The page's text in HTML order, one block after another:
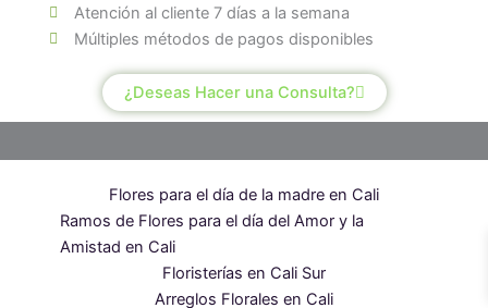
Atención al cliente 7 días a la semana
Múltiples métodos de pagos disponibles
¿Deseas Hacer una Consulta?
Flores para el día de la madre en Cali
Ramos de Flores para el día del Amor y la
Amistad en Cali
Floristerías en Cali Sur
Arreglos Florales en Cali